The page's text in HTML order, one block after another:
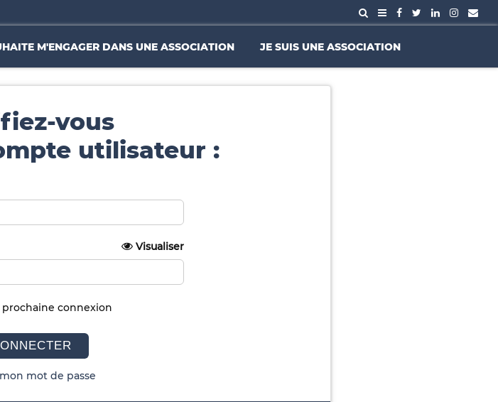
M'ENGAGER DANS UNE ASSOCIATION JE SUIS UNE ASSOCIATION
vous
utilisateur :
Visualiser
connexion
mot de passe